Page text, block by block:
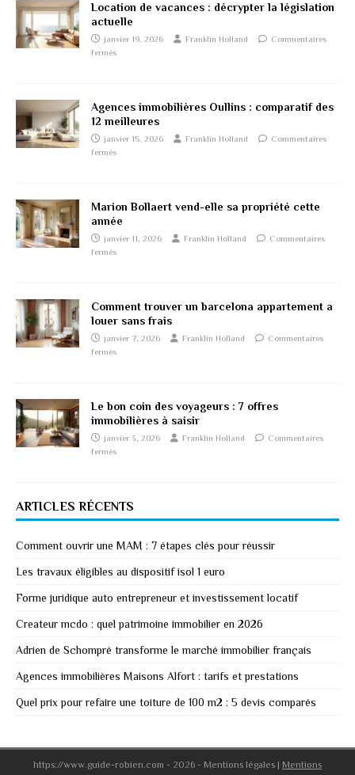
Location de vacances : décrypter la législation
actuelle
janvier 19, 2026 Franklin Holland
Commentaires
fermés
Agences immobilières Oullins : comparatif des
12 meilleures
janvier 15, 2026 Franklin Holland
Commentaires
fermés
Marion Bollaert vend-elle sa propriété cette
année
janvier 11, 2026 Franklin Holland
Commentaires
fermés
Comment trouver un barcelona appartement a
louer sans frais
janvier 7, 2026 Franklin Holland
Commentaires
fermés
Le bon coin des voyageurs : 7 offres
immobilières à saisir
janvier 3, 2026 Franklin Holland
Commentaires
fermés
ARTICLES RÉCENTS
Comment ouvrir une MAM : 7 étapes clés pour réussir
Les travaux éligibles au dispositif isol 1 euro
Forme juridique auto entrepreneur et investissement locatif
Createur mcdo : quel patrimoine immobilier en 2026
Adrien de Schompré transforme le marché immobilier français
Agences immobilières Maisons Alfort : tarifs et prestations
Quel prix pour refaire une toiture de 100 m2 : 5 devis comparés
https://www.guide-robien.com - 2026 - Mentions légales | Mentions